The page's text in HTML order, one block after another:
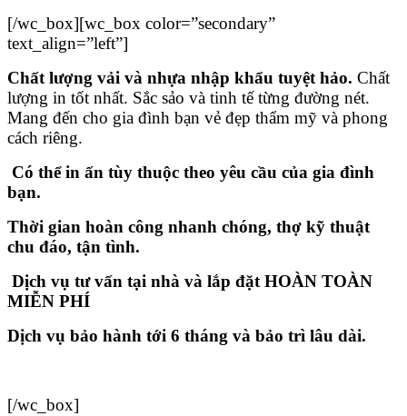
[/wc_box][wc_box color=”secondary”
text_align=”left”]
Chất lượng vải và nhựa nhập khẩu tuyệt hảo. Chất
lượng in tốt nhất. Sắc sảo và tinh tế từng đường nét.
Mang đến cho gia đình bạn vẻ đẹp thẩm mỹ và phong
cách riêng.
Có thể in ấn tùy thuộc theo yêu cầu của gia đình
bạn.
Thời gian hoàn công nhanh chóng, thợ kỹ thuật
chu đáo, tận tình.
Dịch vụ tư vấn tại nhà và lắp đặt HOÀN TOÀN
MIỄN PHÍ
Dịch vụ bảo hành tới 6 tháng và bảo trì lâu dài.
[/wc_box]